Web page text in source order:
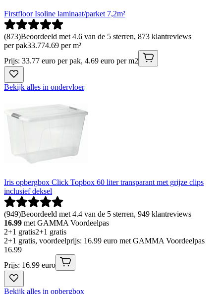
Firstfloor Isoline laminaat/parket 7,2m²
(873)Beoordeeld met 4.6 van de 5 sterren, 873 klantreviews
per pak33.774.69 per m²
Prijs: 33.77 euro per pak, 4.69 euro per m2
Bekijk alles in ondervloer
Iris opbergbox Click Topbox 60 liter transparant met grijze clips
inclusief deksel
(949)Beoordeeld met 4.4 van de 5 sterren, 949 klantreviews
16.99 met GAMMA Voordeelpas
2+1 gratis2+1 gratis
2+1 gratis, voordeelprijs: 16.99 euro met GAMMA Voordeelpas
16.99
Prijs: 16.99 euro
Bekijk alles in opbergbox